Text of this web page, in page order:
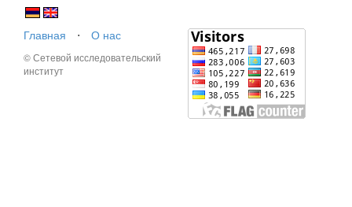
Главная ⋅ О нас
© Сетевой исследовательский
институт